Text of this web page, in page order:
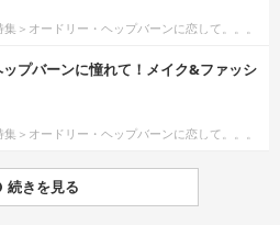
集＞オードリー・ヘップバーンに恋して。。。
プバーンに憧れて！メイク&ファッシ
集＞オードリー・ヘップバーンに恋して。。。
続きを見る